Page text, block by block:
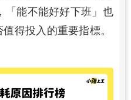
「能不能好好下班」也
得投入的重要指標。